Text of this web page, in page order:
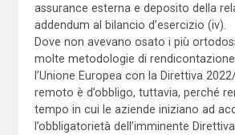
assurance esterna e deposito della
addendum al bilancio d’esercizio (iv).
Dove non avevano osato i più
molte metodologie di rendicontazione
l’Unione Europea con la Direttiva
remoto è d’obbligo, tuttavia, perché
tempo in cui le aziende iniziano ad
l’obbligatorietà dell’imminente